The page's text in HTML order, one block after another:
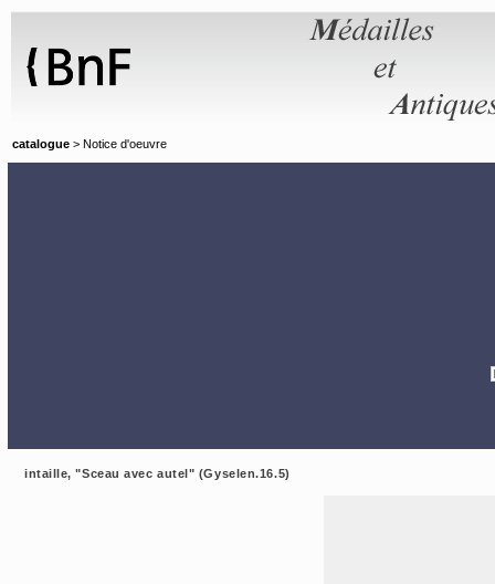
catalogue > Notice d'oeuvre
intaille, "Sceau avec autel" (Gyselen.16.5)